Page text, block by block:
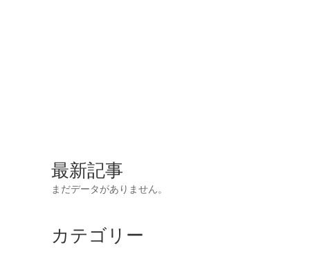
最新記事
まだデータがありません。
カテゴリー